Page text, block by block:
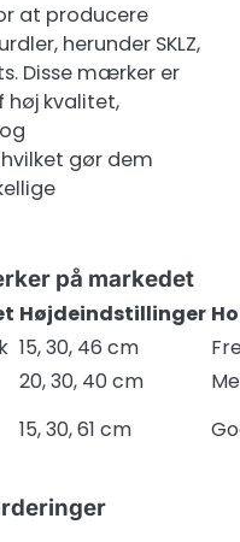
at producere
herunder SKLZ,
Disse mærker er
høj kvalitet,
gør dem
på markedet
Højdeindstillinger
15, 30, 46 cm
20, 30, 40 cm
15, 30, 61 cm